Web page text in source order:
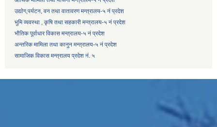
उद्याेग,पर्यटन, वन तथा वातावरण मन्त्रालय-५ नं प्रदेश
भुमि व्यवस्था , कृषि तथा सहकारी मन्त्रालय-५ नं प्रदेश
भौतिक पूर्वाधार विकास मन्त्रालय-५ नं प्रदेश
अन्तरिक मामिला तथा कानुन मन्त्रालय-५ नं प्रदेश
सामाजिक विकास मन्त्रालय प्रदेश नं. ५